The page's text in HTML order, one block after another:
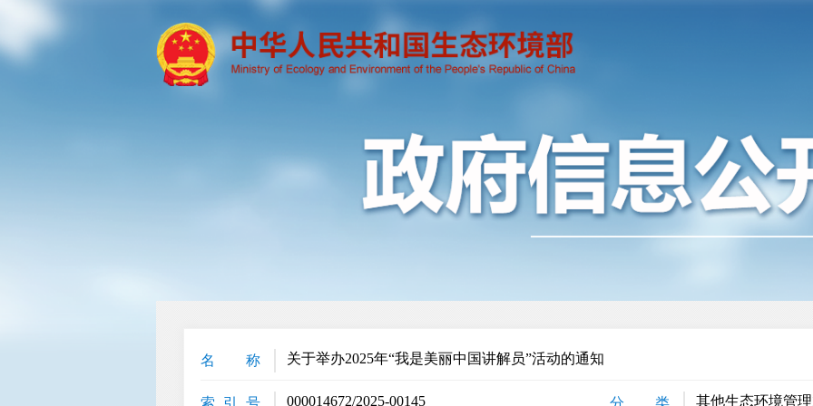
名 称 关于举办2025年“我是美丽中国讲解员”活动的通知
索 引 号 000014672/2025-00145 分 类 其他生态环境管